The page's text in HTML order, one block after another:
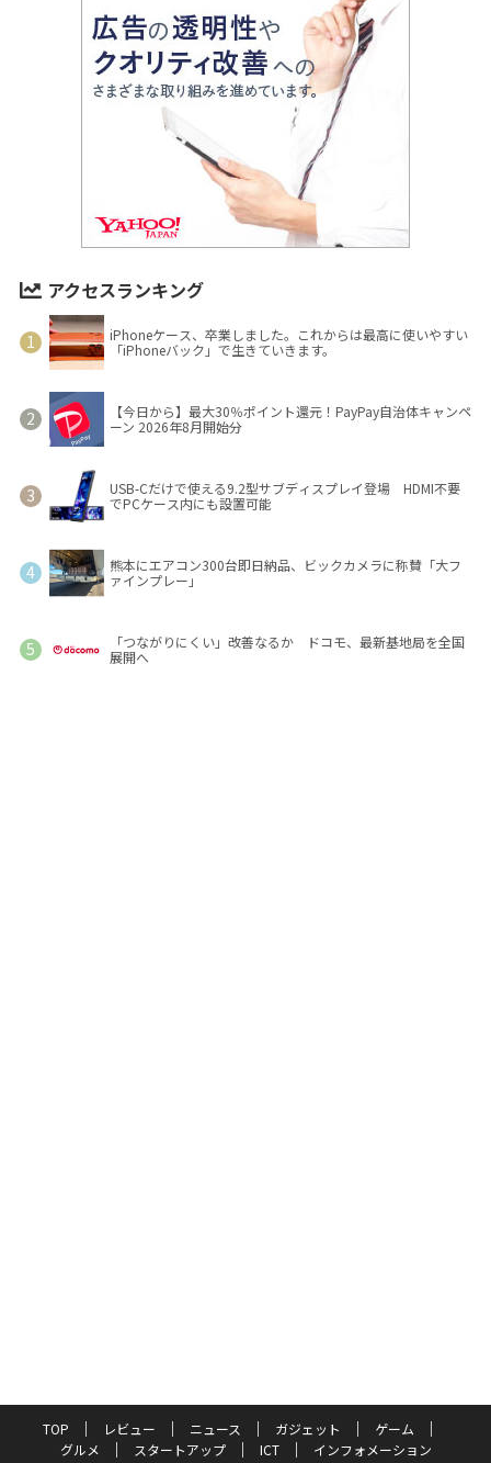
アクセスランキング
iPhoneケース、卒業しました。これからは最高に使いやすい
「iPhoneバック」で生きていきます。
【今日から】最大30％ポイント還元！PayPay自治体キャンペ
ーン 2026年8月開始分
USB-Cだけで使える9.2型サブディスプレイ登場 HDMI不要
でPCケース内にも設置可能
熊本にエアコン300台即日納品、ビックカメラに称賛「大フ
ァインプレー」
「つながりにくい」改善なるか ドコモ、最新基地局を全国
展開へ
TOP レビュー ニュース ガジェット
ゲーム
グルメ
スタートアップ ICT インフォメーション